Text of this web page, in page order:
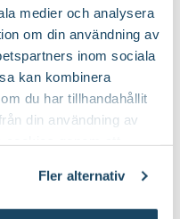
medier och analysera
om din användning av
inom sociala
kan kombinera
du har tillhandahållit
din användning av
Fler alternativ
Blue' produktsida
butik
I lager
Till Produkten
till Brudslöja